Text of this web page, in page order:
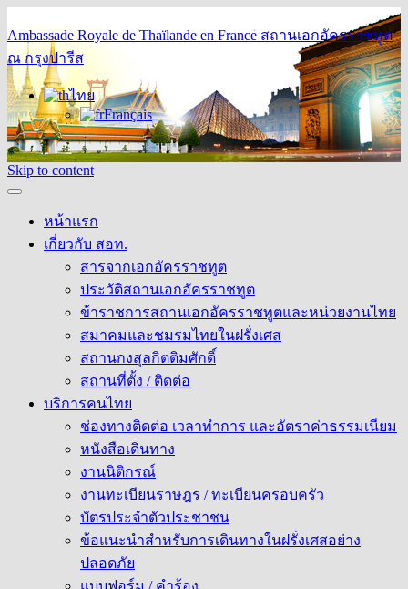
Ambassade Royale de Thaïlande en France สถานเอกอัครราชทูต
ณ กรุงปารีส
ไทย
Français
Skip to content
หน้าแรก
เกี่ยวกับ สอท.
สารจากเอกอัครราชทูต
ประวัติสถานเอกอัครราชทูต
ข้าราชการสถานเอกอัครราชทูตและหน่วยงานไทย
สมาคมและชมรมไทยในฝรั่งเศส
สถานกงสุลกิตติมศักดิ์
สถานที่ตั้ง / ติดต่อ
บริการคนไทย
ช่องทางติดต่อ เวลาทำการ และอัตราค่าธรรมเนียม
หนังสือเดินทาง
งานนิติกรณ์
งานทะเบียนราษฎร / ทะเบียนครอบครัว
บัตรประจำตัวประชาชน
ข้อแนะนำสำหรับการเดินทางในฝรั่งเศสอย่าง
ปลอดภัย
แบบฟอร์ม / คำร้อง